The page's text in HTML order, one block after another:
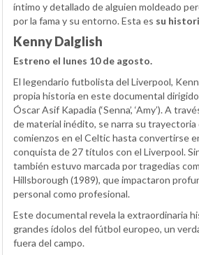
íntimo y detallado de alguien moldeado
por la fama y su entorno. Esta es su
Kenny Dalglish
Estreno el lunes 10 de agosto.
El legendario futbolista del Liverpool,
propia historia en este documental
Óscar Asif Kapadia (‘Senna’, ‘Amy’). A
de material inédito, se narra su trayectoria
comienzos en el Celtic hasta convertirse
conquista de 27 títulos con el Liverpool.
también estuvo marcada por tragedias
Hillsborough (1989), que impactaron
personal como profesional.
Este documental revela la extraordinaria
grandes ídolos del fútbol europeo, un
fuera del campo.